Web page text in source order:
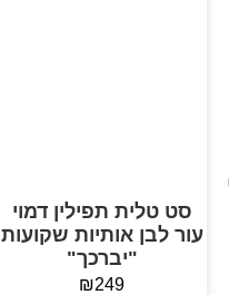
סט טלית תפילין דמוי
עור לבן אותיות שקועות
"יברכך"
₪249